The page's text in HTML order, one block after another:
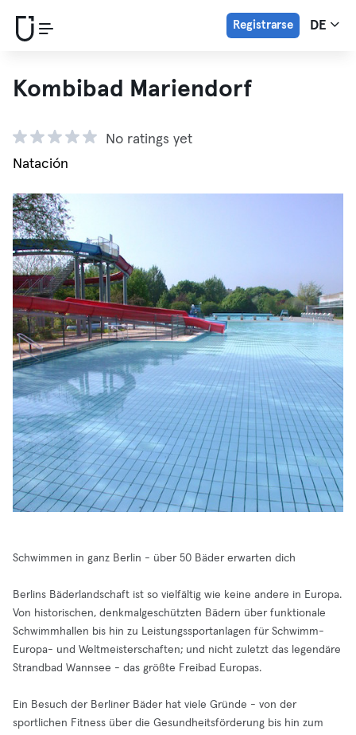
Registrarse DE
Kombibad Mariendorf
No ratings yet
Natación
Schwimmen in ganz Berlin - über 50 Bäder erwarten dich
Berlins Bäderlandschaft ist so vielfältig wie keine andere in Europa.
Von historischen, denkmalgeschützten Bädern über funktionale
Schwimmhallen bis hin zu Leistungssportanlagen für Schwimm-
Europa- und Weltmeisterschaften; und nicht zuletzt das legendäre
Strandbad Wannsee - das größte Freibad Europas.
Ein Besuch der Berliner Bäder hat viele Gründe - von der
sportlichen Fitness über die Gesundheitsförderung bis hin zum